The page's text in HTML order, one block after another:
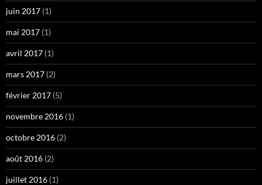
juin 2017 (1)
mai 2017 (1)
avril 2017 (1)
mars 2017 (2)
février 2017 (5)
novembre 2016 (1)
octobre 2016 (2)
août 2016 (2)
juillet 2016 (1)